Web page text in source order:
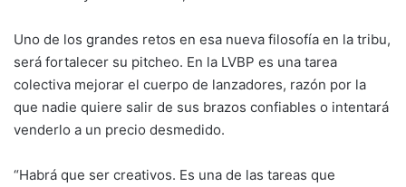
Uno de los grandes retos en esa nueva filosofía en la tribu,
será fortalecer su pitcheo. En la LVBP es una tarea
colectiva mejorar el cuerpo de lanzadores, razón por la
que nadie quiere salir de sus brazos confiables o intentará
venderlo a un precio desmedido.
“Habrá que ser creativos. Es una de las tareas que